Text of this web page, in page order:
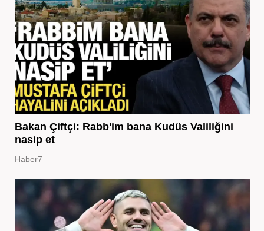
Bakan Çiftçi: Rabb'im bana Kudüs Valiliğini
nasip et
Haber7